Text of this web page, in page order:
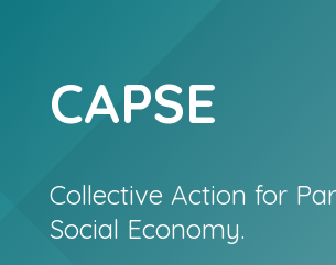
CAPSE
Collective Action for
Social Economy.